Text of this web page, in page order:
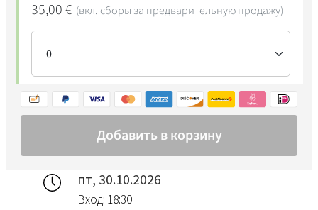
пт, 30.10.2026
Вход: 18:30